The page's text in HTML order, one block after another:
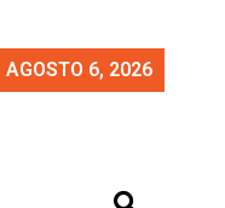
AGOSTO 6, 2026